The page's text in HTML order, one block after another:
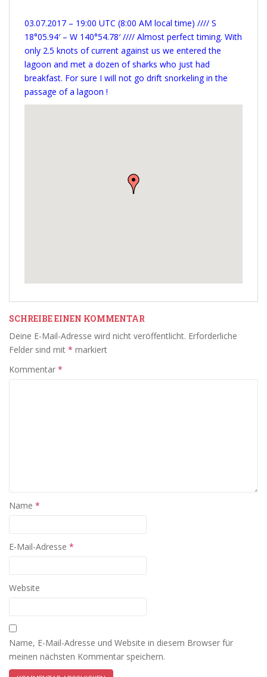
03.07.2017 – 19:00 UTC (8:00 AM local time) //// S
18°05.94′ – W 140°54.78′ //// Almost perfect timing. With
only 2.5 knots of current against us we entered the
lagoon and met a dozen of sharks who just had
breakfast. For sure I will not go drift snorkeling in the
passage of a lagoon !
SCHREIBE EINEN KOMMENTAR
Deine E-Mail-Adresse wird nicht veröffentlicht. Erforderliche
Felder sind mit * markiert
Kommentar *
Name *
E-Mail-Adresse *
Website
Name, E-Mail-Adresse und Website in diesem Browser für
meinen nächsten Kommentar speichern.